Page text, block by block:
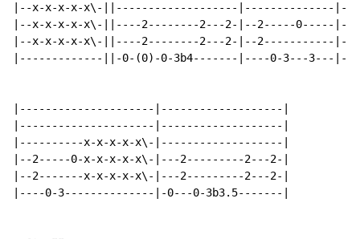
|--x-x-x-x-x\-||-------------------|--------------
|--x-x-x-x-x\-||----2--------2---2-|--2-----0-----
|--x-x-x-x-x\-||----2--------2---2-|--2-----------
|-------------||-0-(0)-0-3b4-------|----0-3---3---|-
|---------------------|-------------------|
|---------------------|-------------------|
|----------x-x-x-x-x\-|-------------------|
|--2-----0-x-x-x-x-x\-|---2---------2---2-|
|--2-------x-x-x-x-x\-|---2---------2---2-|
|----0-3--------------|-0---0-3b3.5-------|